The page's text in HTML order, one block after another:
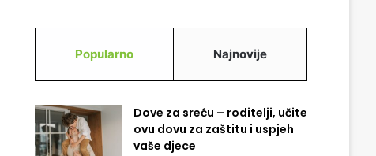
Popularno Najnovije
Dove za sreću – roditelji, učite
ovu dovu za zaštitu i uspjeh
vaše djece